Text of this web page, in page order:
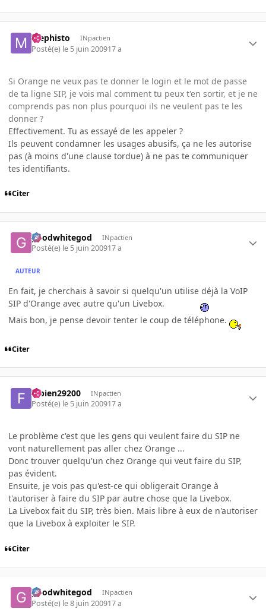
Mephisto INpactien
Posté(e) le 5 juin 200917 a
Si Orange ne veux pas te donner le login et le mot de passe
de ta ligne SIP, je vois mal comment tu peux t'en sortir, et je ne
comprends pas non plus pourquoi ils ne veulent pas te les
donner ?
Effectivement. Tu as essayé de les appeler ?
Ils peuvent condamner les usages abusifs, ça ne les autorise
pas (à moins d'une clause tordue) à ne pas te communiquer
tes identifiants.
Citer
goodwhitegod INpactien
Posté(e) le 5 juin 200917 a
AUTEUR
En fait, je cherchais à savoir si quelqu'un utilise déjà la VoIP
SIP d'Orange avec autre qu'un Livebox.
Mais bon, je pense devoir tenter le coup de téléphone.
Citer
fabien29200 INpactien
Posté(e) le 5 juin 200917 a
Le problème c'est que les gens qui veulent faire du SIP ne
vont naturellement pas aller chez Orange ...
Donc trouver quelqu'un chez Orange qui veut faire du SIP,
pas évident.
Ensuite, je vois pas qu'est-ce qui obligerait Orange à
t'autoriser à faire du SIP par autre chose que la Livebox.
La Livebox fait du SIP, très bien. Mais libre à eux de n'autoriser
que la Livebox à exploiter le SIP.
Citer
goodwhitegod INpactien
Posté(e) le 8 juin 200917 a